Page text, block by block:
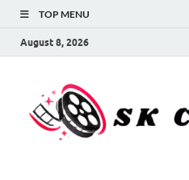
TOP MENU
August 8, 2026